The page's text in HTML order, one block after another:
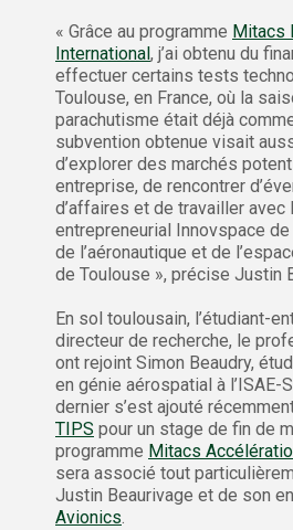
« Grâce au programme Mitacs
International, j’ai obtenu du
effectuer certains tests
Toulouse, en France, où la
parachutisme était déjà
subvention obtenue visait
d’explorer des marchés
entreprise, de rencontrer
d’affaires et de travailler avec
entrepreneurial Innovspace
de l’aéronautique et de
de Toulouse », précise Justin
En sol toulousain, l’étudiant-
directeur de recherche, le
ont rejoint Simon Beaudry,
en génie aérospatial à l’ISAE-
dernier s’est ajouté
TIPS pour un stage de fin de
programme Mitacs
sera associé tout
Justin Beaurivage et de son
Avionics.